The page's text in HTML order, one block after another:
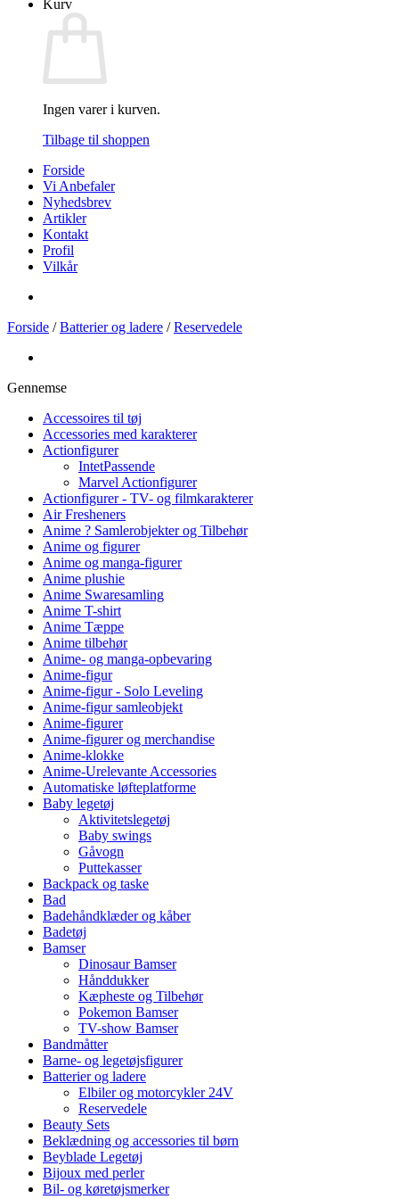
Kurv
Ingen varer i kurven.
Tilbage til shoppen
Forside
Vi Anbefaler
Nyhedsbrev
Artikler
Kontakt
Profil
Vilkår
Forside / Batterier og ladere / Reservedele
Gennemse
Accessoires til tøj
Accessories med karakterer
Actionfigurer
IntetPassende
Marvel Actionfigurer
Actionfigurer - TV- og filmkarakterer
Air Fresheners
Anime ? Samlerobjekter og Tilbehør
Anime og figurer
Anime og manga-figurer
Anime plushie
Anime Swaresamling
Anime T-shirt
Anime Tæppe
Anime tilbehør
Anime- og manga-opbevaring
Anime-figur
Anime-figur - Solo Leveling
Anime-figur samleobjekt
Anime-figurer
Anime-figurer og merchandise
Anime-klokke
Anime-Urelevante Accessories
Automatiske løfteplatforme
Baby legetøj
Aktivitetslegetøj
Baby swings
Gåvogn
Puttekasser
Backpack og taske
Bad
Badehåndklæder og kåber
Badetøj
Bamser
Dinosaur Bamser
Hånddukker
Kæpheste og Tilbehør
Pokemon Bamser
TV-show Bamser
Bandmåtter
Barne- og legetøjsfigurer
Batterier og ladere
Elbiler og motorcykler 24V
Reservedele
Beauty Sets
Beklædning og accessories til børn
Beyblade Legetøj
Bijoux med perler
Bil- og køretøjsmerker